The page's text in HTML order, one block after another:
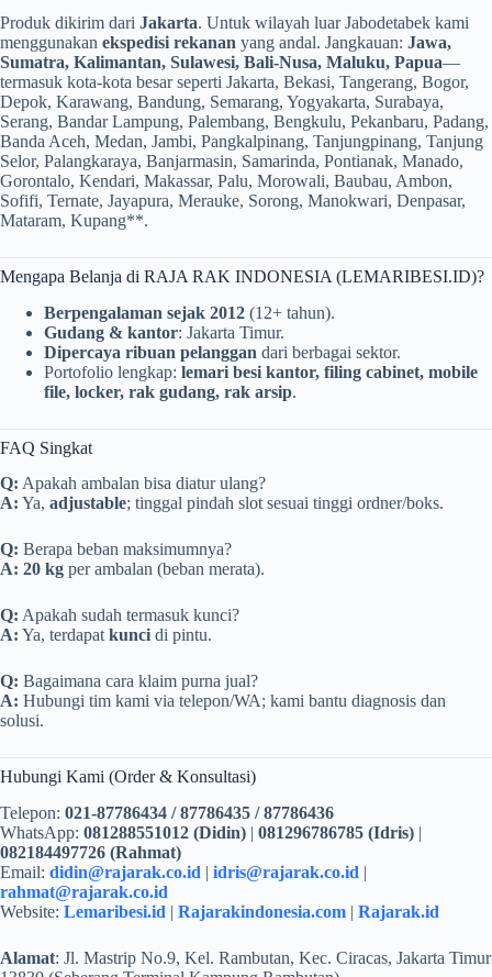
Produk dikirim dari Jakarta. Untuk wilayah luar Jabodetabek kami
menggunakan ekspedisi rekanan yang andal. Jangkauan: Jawa,
Sumatra, Kalimantan, Sulawesi, Bali-Nusa, Maluku, Papua—
termasuk kota-kota besar seperti Jakarta, Bekasi, Tangerang, Bogor,
Depok, Karawang, Bandung, Semarang, Yogyakarta, Surabaya,
Serang, Bandar Lampung, Palembang, Bengkulu, Pekanbaru, Padang,
Banda Aceh, Medan, Jambi, Pangkalpinang, Tanjungpinang, Tanjung
Selor, Palangkaraya, Banjarmasin, Samarinda, Pontianak, Manado,
Gorontalo, Kendari, Makassar, Palu, Morowali, Baubau, Ambon,
Sofifi, Ternate, Jayapura, Merauke, Sorong, Manokwari, Denpasar,
Mataram, Kupang**.
Mengapa Belanja di RAJA RAK INDONESIA (LEMARIBESI.ID)?
Berpengalaman sejak 2012 (12+ tahun).
Gudang & kantor: Jakarta Timur.
Dipercaya ribuan pelanggan dari berbagai sektor.
Portofolio lengkap: lemari besi kantor, filing cabinet, mobile
file, locker, rak gudang, rak arsip.
FAQ Singkat
Q: Apakah ambalan bisa diatur ulang?
A: Ya, adjustable; tinggal pindah slot sesuai tinggi ordner/boks.
Q: Berapa beban maksimumnya?
A: 20 kg per ambalan (beban merata).
Q: Apakah sudah termasuk kunci?
A: Ya, terdapat kunci di pintu.
Q: Bagaimana cara klaim purna jual?
A: Hubungi tim kami via telepon/WA; kami bantu diagnosis dan
solusi.
Hubungi Kami (Order & Konsultasi)
Telepon: 021-87786434 / 87786435 / 87786436
WhatsApp: 081288551012 (Didin) | 081296786785 (Idris) |
082184497726 (Rahmat)
Email: didin@rajarak.co.id | idris@rajarak.co.id |
rahmat@rajarak.co.id
Website: Lemaribesi.id | Rajarakindonesia.com | Rajarak.id
Alamat: Jl. Mastrip No.9, Kel. Rambutan, Kec. Ciracas, Jakarta Timur